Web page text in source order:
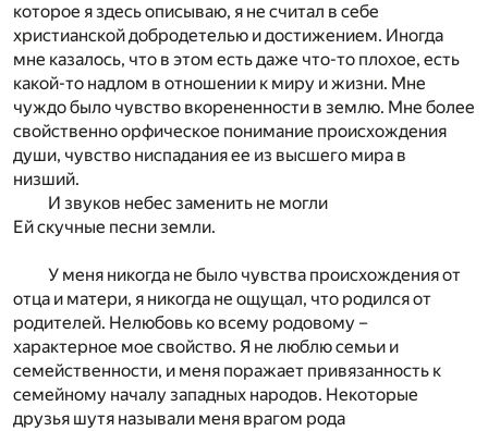
которое я здесь описываю, я не считал в себе
христианской добродетелью и достижением. Иногда
мне казалось, что в этом есть даже что-то плохое, есть
какой-то надлом в отношении к миру и жизни. Мне
чуждо было чувство вкорененности в землю. Мне более
свойственно орфическое понимание происхождения
души, чувство ниспадания ее из высшего мира в
низший.
И звуков небес заменить не могли
Ей скучные песни земли.
У меня никогда не было чувства происхождения от
отца и матери, я никогда не ощущал, что родился от
родителей. Нелюбовь ко всему родовому –
характерное мое свойство. Я не люблю семьи и
семейственности, и меня поражает привязанность к
семейному началу западных народов. Некоторые
друзья шутя называли меня врагом рода